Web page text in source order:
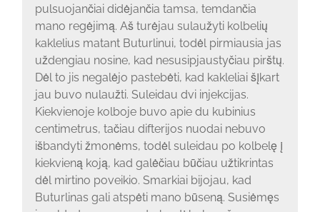
pulsuojančiai didėjančia tamsa, temdančia
mano regėjimą. Aš turėjau sulaužyti kolbelių
kaklelius matant Buturlinui, todėl pirmiausia jas
uždengiau nosine, kad nesusipjaustyčiau pirštų.
Dėl to jis negalėjo pastebėti, kad kakleliai šįkart
jau buvo nulaužti. Suleidau dvi injekcijas.
Kiekvienoje kolboje buvo apie du kubinius
centimetrus, tačiau difterijos nuodai nebuvo
išbandyti žmonėms, todėl suleidau po kolbelę į
kiekvieną koją, kad galėčiau būčiau užtikrintas
dėl mirtino poveikio. Smarkiai bijojau, kad
Buturlinas gali atspėti mano būseną. Susiėmęs